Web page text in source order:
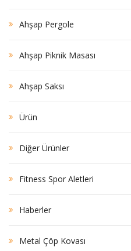
Ahşap Pergole
Ahşap Piknik Masası
Ahşap Saksı
Ürün
Diğer Ürünler
Fitness Spor Aletleri
Haberler
Metal Çöp Kovası